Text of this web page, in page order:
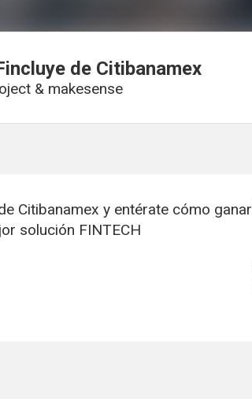
de Citibanamex
& makesense
Citibanamex y entérate cómo ganar
solución FINTECH